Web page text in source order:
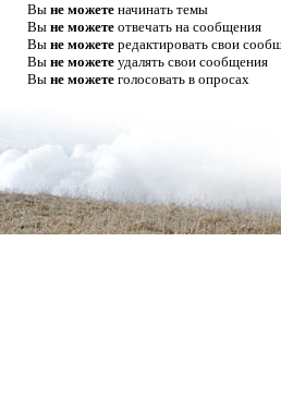
Вы не можетеначинать темы
Вы не можетеотвечать на сообщения
Вы не можетередактировать свои
Вы не можетеудалять свои сообщения
Вы не можетеголосовать в опросах